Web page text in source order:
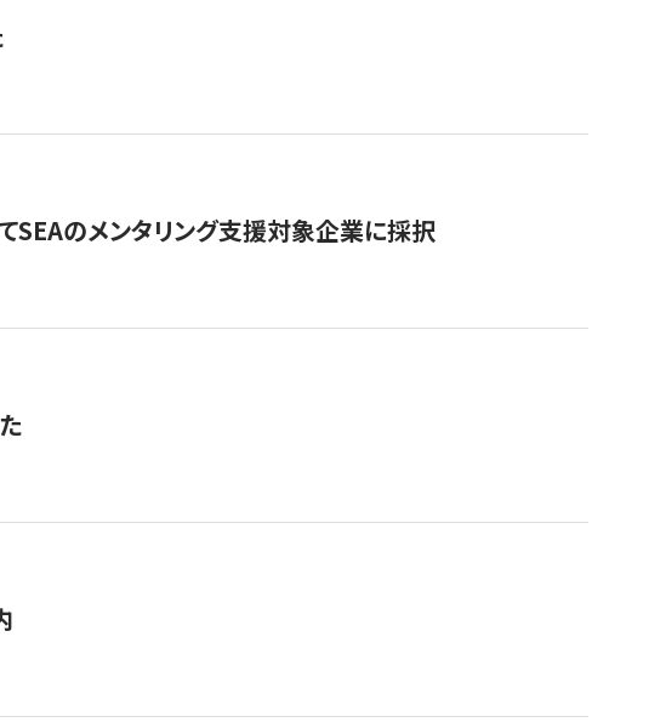
SEAのメンタリング支援対象企業に採択